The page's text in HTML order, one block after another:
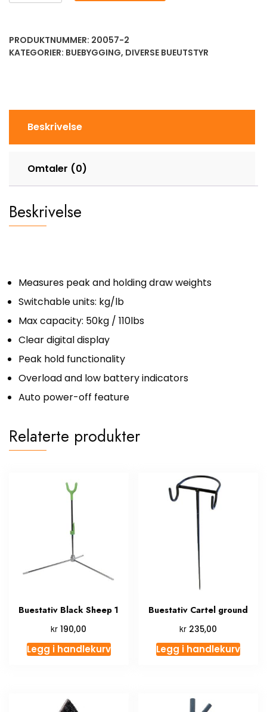
PRODUKTNUMMER: 20057-2
KATEGORIER: BUEBYGGING, DIVERSE BUEUTSTYR
Beskrivelse
Omtaler (0)
Beskrivelse
Measures peak and holding draw weights
Switchable units: kg/lb
Max capacity: 50kg / 110lbs
Clear digital display
Peak hold functionality
Overload and low battery indicators
Auto power-off feature
Relaterte produkter
Buestativ Black Sheep 1
kr 190,00
Legg i handlekurv
Buestativ Cartel ground
kr 235,00
Legg i handlekurv